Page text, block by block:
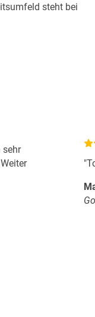
steht bei
sehr